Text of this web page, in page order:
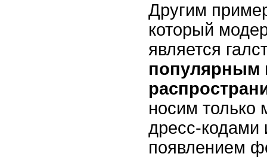
Другим
который
является
популярным
носим только
дресс-кодами
появлением